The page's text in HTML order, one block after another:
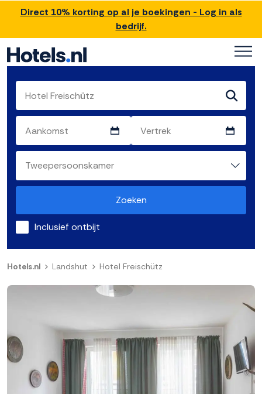
Direct 10% korting op al je boekingen - Log in als
bedrijf.
Zoeken
Inclusief ontbijt
Hotels.nl Landshut Hotel Freischütz